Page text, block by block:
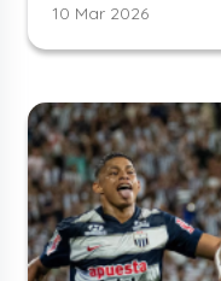
10 Mar 2026